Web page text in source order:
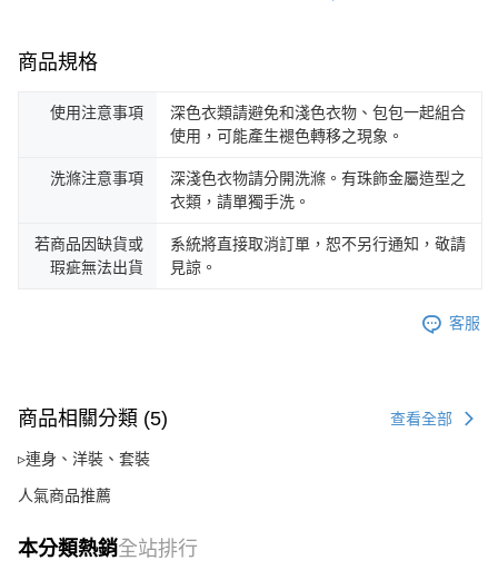
商品規格
使用注意事項
深色衣類請避免和淺色衣物、包包一起組合
使用，可能產生褪色轉移之現象。
洗滌注意事項
深淺色衣物請分開洗滌。有珠飾金屬造型之
衣類，請單獨手洗。
若商品因缺貨或
瑕疵無法出貨
系統將直接取消訂單，恕不另行通知，敬請
見諒。
客服
商品相關分類 (5) 查看全部
▹連身、洋裝、套裝
人氣商品推薦
本分類熱銷全站排行